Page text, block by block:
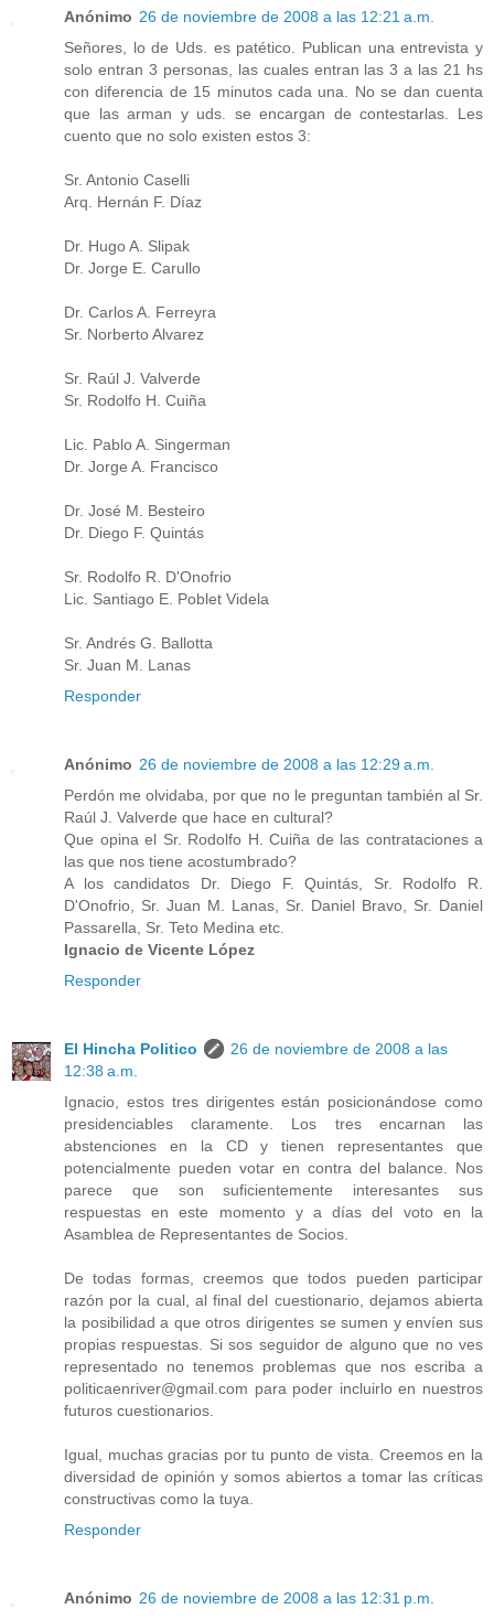
Anónimo 26 de noviembre de 2008 a las 12:21 a.m.
Señores, lo de Uds. es patético. Publican una entrevista y
solo entran 3 personas, las cuales entran las 3 a las 21 hs
con diferencia de 15 minutos cada una. No se dan cuenta
que las arman y uds. se encargan de contestarlas. Les
cuento que no solo existen estos 3:
Sr. Antonio Caselli
Arq. Hernán F. Díaz
Dr. Hugo A. Slipak
Dr. Jorge E. Carullo
Dr. Carlos A. Ferreyra
Sr. Norberto Alvarez
Sr. Raúl J. Valverde
Sr. Rodolfo H. Cuiña
Lic. Pablo A. Singerman
Dr. Jorge A. Francisco
Dr. José M. Besteiro
Dr. Diego F. Quintás
Sr. Rodolfo R. D'Onofrio
Lic. Santiago E. Poblet Videla
Sr. Andrés G. Ballotta
Sr. Juan M. Lanas
Responder
Anónimo 26 de noviembre de 2008 a las 12:29 a.m.
Perdón me olvidaba, por que no le preguntan también al Sr.
Raúl J. Valverde que hace en cultural?
Que opina el Sr. Rodolfo H. Cuiña de las contrataciones a
las que nos tiene acostumbrado?
A los candidatos Dr. Diego F. Quintás, Sr. Rodolfo R.
D'Onofrio, Sr. Juan M. Lanas, Sr. Daniel Bravo, Sr. Daniel
Passarella, Sr. Teto Medina etc.
Ignacio de Vicente López
Responder
El Hincha Politico
26 de noviembre de 2008 a las
12:38 a.m.
Ignacio, estos tres dirigentes están posicionándose como
presidenciables claramente. Los tres encarnan las
abstenciones en la CD y tienen representantes que
potencialmente pueden votar en contra del balance. Nos
parece que son suficientemente interesantes sus
respuestas en este momento y a días del voto en la
Asamblea de Representantes de Socios.
De todas formas, creemos que todos pueden participar
razón por la cual, al final del cuestionario, dejamos abierta
la posibilidad a que otros dirigentes se sumen y envíen sus
propias respuestas. Si sos seguidor de alguno que no ves
representado no tenemos problemas que nos escriba a
politicaenriver@gmail.com para poder incluirlo en nuestros
futuros cuestionarios.
Igual, muchas gracias por tu punto de vista. Creemos en la
diversidad de opinión y somos abiertos a tomar las críticas
constructivas como la tuya.
Responder
Anónimo 26 de noviembre de 2008 a las 12:31 p.m.